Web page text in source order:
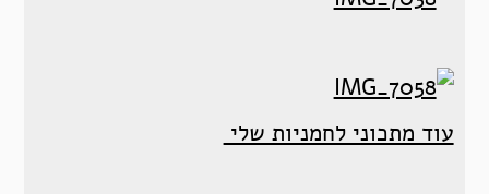
עוד מתכוני לחמניות שלי